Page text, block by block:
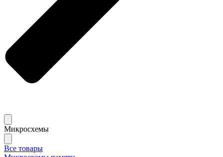
Микросхемы
Все товары